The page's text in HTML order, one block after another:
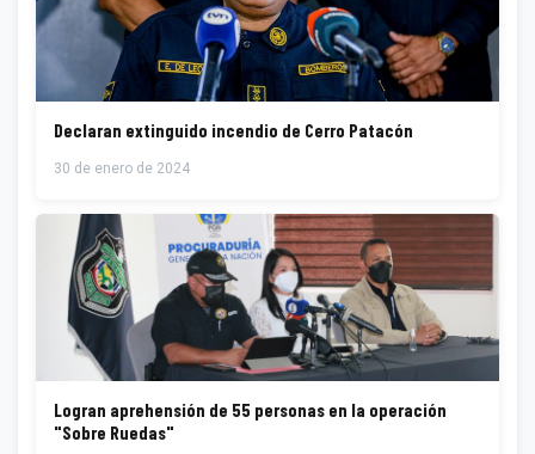
Declaran extinguido incendio de Cerro Patacón
30 de enero de 2024
Logran aprehensión de 55 personas en la operación
"Sobre Ruedas"